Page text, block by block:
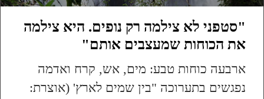
"סטפני לא צילמה רק נופים. היא צילמה
את הכוחות שמעצבים אותם"
ארבעה כוחות טבע: מים, אש, קרח ואדמה
נפגשים בתערוכה "בין שמים לארץ' (אוצרת: